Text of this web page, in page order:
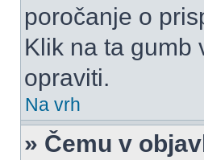
poročanje o
Klik na ta gumb
opraviti.
Na vrh
» Čemu v